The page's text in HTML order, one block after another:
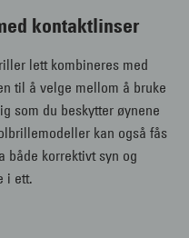
kontaktlinser
lett kombineres med
til å velge mellom å bruke
som du beskytter øynene
kan også fås
både korrektivt syn og
i ett.